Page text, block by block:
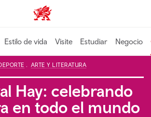
Wales home
Estilo de vida Visite Estudiar Negocio
ARTE Y LITERATURA
Hay: celebrando
en todo el mundo